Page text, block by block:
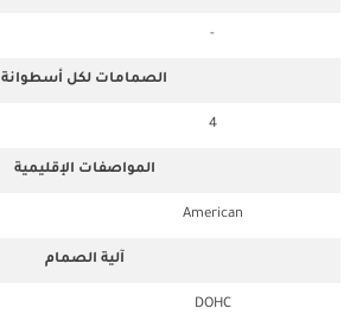
-
الصمامات لكل أسطوانة
4
المواصفات الإقليمية
American
آلية الصمام
DOHC